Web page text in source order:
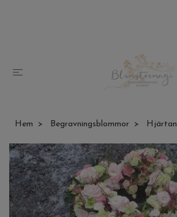
Hem Begravningsblommor Hjärtan